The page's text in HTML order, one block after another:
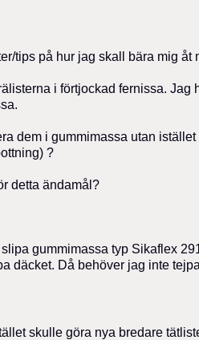
tips på hur jag skall bära mig åt
i förtjockad fernissa. Jag
dem i gummimassa utan
?
detta ändamål?
gummimassa typ Sikaflex
däcket. Då behöver jag inte
skulle göra nya bredare